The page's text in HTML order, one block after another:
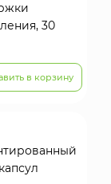
30
в корзину